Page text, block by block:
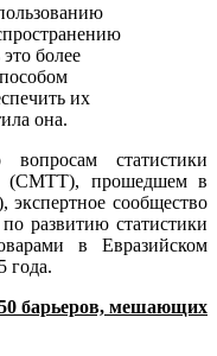
более
их
она.
статистики
(СМТТ), прошедшем в
экспертное сообщество
развитию статистики
в Евразийском
года.
барьеров, мешающих